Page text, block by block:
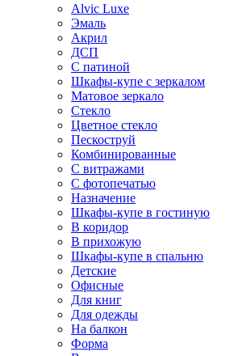
Alvic Luxe
Эмаль
Акрил
ДСП
С патиной
Шкафы-купе с зеркалом
Матовое зеркало
Стекло
Цветное стекло
Пескоструй
Комбинированные
С витражами
С фотопечатью
Назначение
Шкафы-купе в гостиную
В коридор
В прихожую
Шкафы-купе в спальню
Детские
Офисные
Для книг
Для одежды
На балкон
Форма